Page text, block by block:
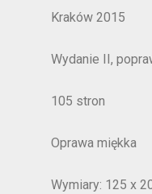
Kraków 2015
Wydanie II,
105 stron
Oprawa miękka
Wymiary: 125 x